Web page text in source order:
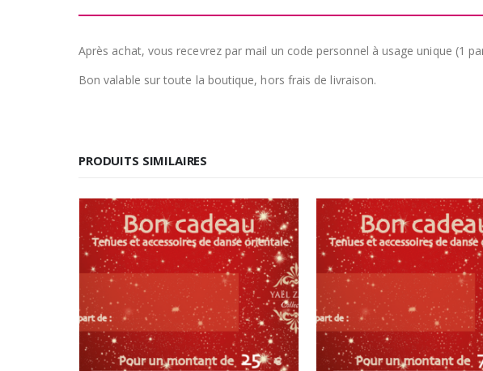
Après achat, vous recevrez par mail un code personnel à usage unique (1
Bon valable sur toute la boutique, hors frais de livraison.
PRODUITS SIMILAIRES